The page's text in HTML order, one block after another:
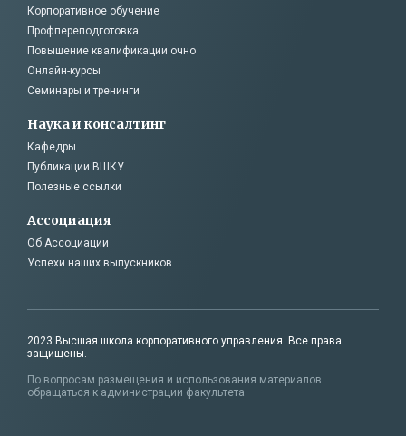
Корпоративное обучение
Профпереподготовка
Повышение квалификации очно
Онлайн-курсы
Семинары и тренинги
Наука и консалтинг
Кафедры
Публикации ВШКУ
Полезные ссылки
Ассоциация
Об Ассоциации
Успехи наших выпускников
2023 Высшая школа корпоративного управления. Все права
защищены.
По вопросам размещения и использования материалов
обращаться к администрации факультета